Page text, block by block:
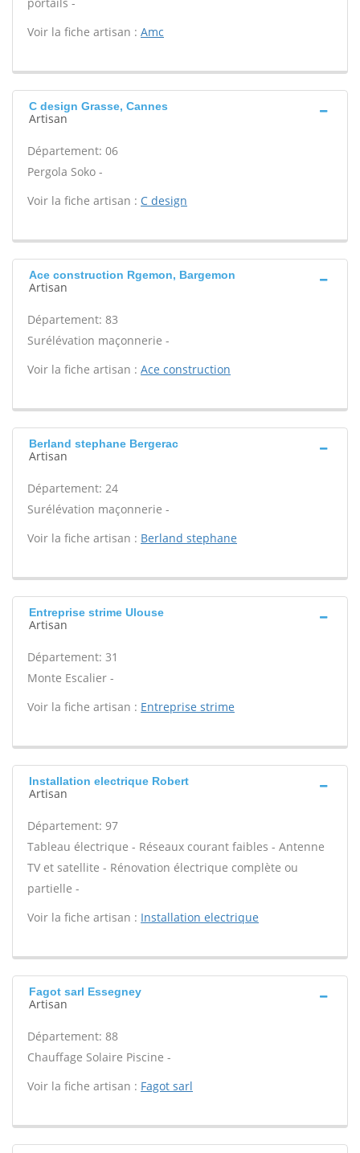
Voir la fiche artisan : Amc
C design Grasse, Cannes
Artisan
Département: 06
Pergola Soko -
Voir la fiche artisan : C design
Ace construction Rgemon, Bargemon
Artisan
Département: 83
Surélévation maçonnerie -
Voir la fiche artisan : Ace construction
Berland stephane Bergerac
Artisan
Département: 24
Surélévation maçonnerie -
Voir la fiche artisan : Berland stephane
Entreprise strime Ulouse
Artisan
Département: 31
Monte Escalier -
Voir la fiche artisan : Entreprise strime
Installation electrique Robert
Artisan
Département: 97
Tableau électrique - Réseaux courant faibles - Antenne
TV et satellite - Rénovation électrique complète ou
partielle -
Voir la fiche artisan : Installation electrique
Fagot sarl Essegney
Artisan
Département: 88
Chauffage Solaire Piscine -
Voir la fiche artisan : Fagot sarl